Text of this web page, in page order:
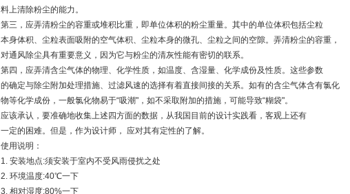
料上清除粉尘的能力。
第三，应弄清粉尘的容重或堆积比重，即单位体积的粉尘重量。其中的单位体积包括尘粒
本身体积、尘粒表面吸附的空气体积、尘粒本身的微孔、尘粒之间的空隙。弄清粉尘的容重，
对通风除尘具有重要意义，因为它与粉尘的清灰性能有密切的联系。
第四，应弄清含尘气体的物理、化学性质，如温度、含湿量、化学成份及性质。这些参数
的确定与除尘附加处理措施、过滤风速的选择有着直接间接的关系。如有的含尘气体含有氯化
物等化学成份，一般氯化物易于“吸潮"，如不采取附加的措施，可能导致“糊袋"。
应该承认，要准确地收集上述四方面的数据，从我国目前的设计实践看，客观上还有
一定的困难。但是，作为设计师， 应对其有定性的了解。
使用说明：
1. 安装地点:须安装于室内不受风雨侵扰之处
2. 环境温度:40℃一下
3. 相对湿度:80%一下